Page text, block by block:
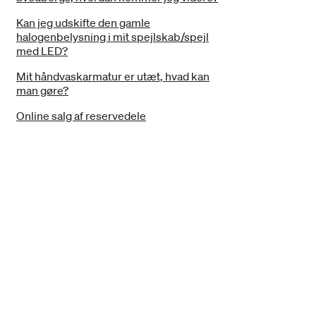
Kan jeg udskifte den gamle
halogenbelysning i mit spejlskab/spejl
med LED?
Mit håndvaskarmatur er utæt, hvad kan
man gøre?
Online salg af reservedele